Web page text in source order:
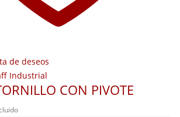
de deseos
Industrial
CON PIVOTE